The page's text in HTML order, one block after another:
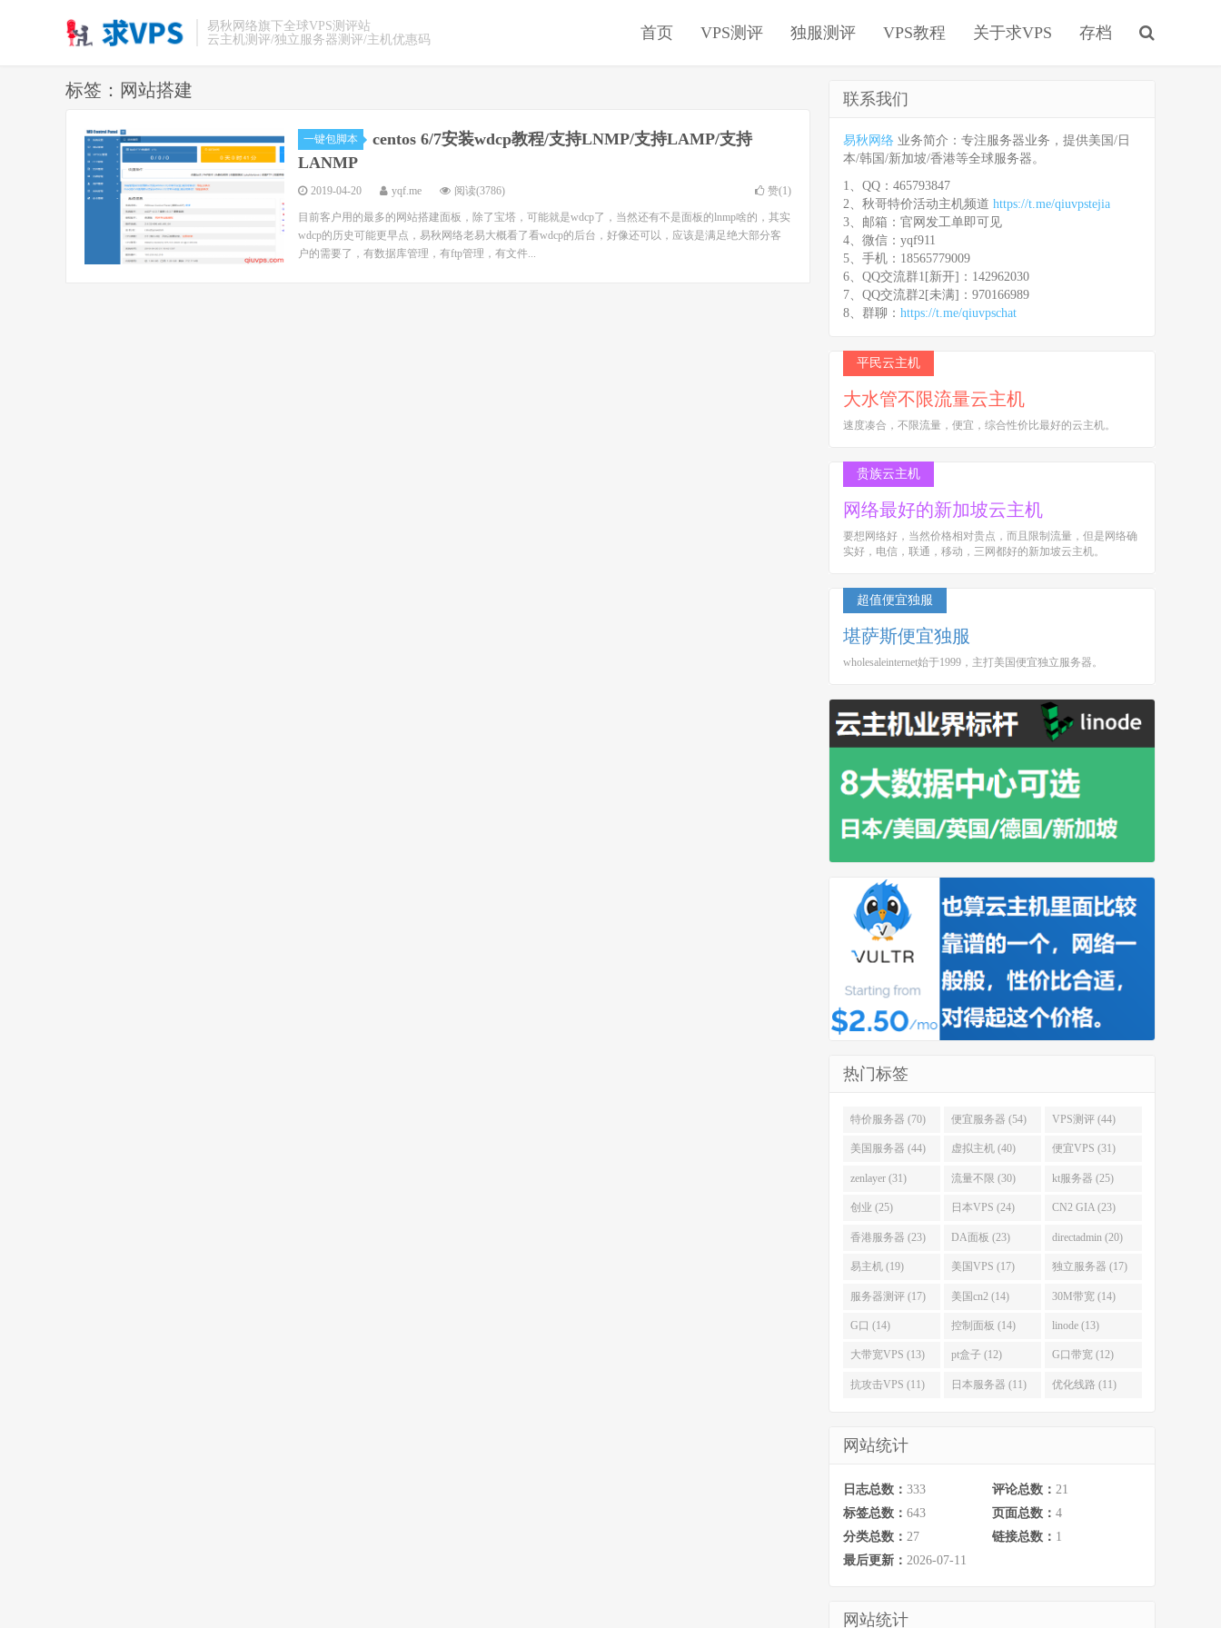
易秋网络旗下全球VPS测评站
云主机测评/独立服务器测评/主机优惠码
首页 VPS测评 独服测评 VPS教程 关于求VPS 存档
标签：网站搭建
一键包脚本
centos 6/7安装wdcp教程/支持LNMP/支持LAMP/支持
LANMP
2019-04-20 yqf.me 阅读(3786) 赞(1)
目前客户用的最多的网站搭建面板，除了宝塔，可能就是wdcp了，当然还有不是面板的lnmp啥的，其实
wdcp的历史可能更早点，易秋网络老易大概看了看wdcp的后台，好像还可以，应该是满足绝大部分客
户的需要了，有数据库管理，有ftp管理，有文件...
联系我们
易秋网络 业务简介：专注服务器业务，提供美国/日
本/韩国/新加坡/香港等全球服务器。
1、QQ：465793847
2、秋哥特价活动主机频道 https://t.me/qiuvpstejia
3、邮箱：官网发工单即可见
4、微信：yqf911
5、手机：18565779009
6、QQ交流群1[新开]：142962030
7、QQ交流群2[未满]：970166989
8、群聊： https://t.me/qiuvpschat
平民云主机
大水管不限流量云主机
速度凑合，不限流量，便宜，综合性价比最好的云主机。
贵族云主机
网络最好的新加坡云主机
要想网络好，当然价格相对贵点，而且限制流量，但是网络确
实好，电信，联通，移动，三网都好的新加坡云主机。
超值便宜独服
堪萨斯便宜独服
wholesaleinternet始于1999，主打美国便宜独立服务器。
热门标签
特价服务器 (70) 便宜服务器 (54) VPS测评 (44)
美国服务器 (44) 虚拟主机 (40) 便宜VPS (31)
zenlayer (31) 流量不限 (30) kt服务器 (25)
创业 (25) 日本VPS (24) CN2 GIA (23)
香港服务器 (23) DA面板 (23) directadmin (20)
易主机 (19) 美国VPS (17) 独立服务器 (17)
服务器测评 (17) 美国cn2 (14) 30M带宽 (14)
G口 (14) 控制面板 (14) linode (13)
大带宽VPS (13) pt盒子 (12) G口带宽 (12)
抗攻击VPS (11) 日本服务器 (11) 优化线路 (11)
网站统计
日志总数： 333 评论总数： 21
标签总数： 643 页面总数： 4
分类总数： 27 链接总数： 1
最后更新： 2026-07-11
网站统计